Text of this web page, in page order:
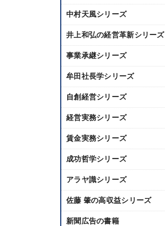
中村天風シリーズ
井上和弘の経営革新シリーズ
事業承継シリーズ
牟田社長学シリーズ
自創経営シリーズ
経営実務シリーズ
賃金実務シリーズ
成功哲学シリーズ
アラヤ識シリーズ
佐藤 肇の高収益シリーズ
新聞広告の書籍